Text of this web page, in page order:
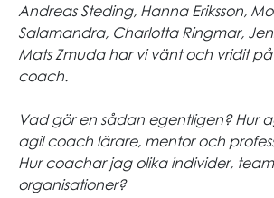
Andreas Steding, Hanna Eriksson,
Salamandra, Charlotta Ringmar,
Mats Zmuda har vi vänt och vridit
coach.
Vad gör en sådan egentligen? Hur
agil coach lärare, mentor och
Hur coachar jag olika individer,
organisationer?